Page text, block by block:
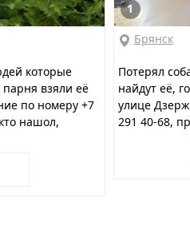
которые
парня взяли её
по номеру +7
нашол,
1
Брянск
Потерял
найдут её,
улице
291 40-68,